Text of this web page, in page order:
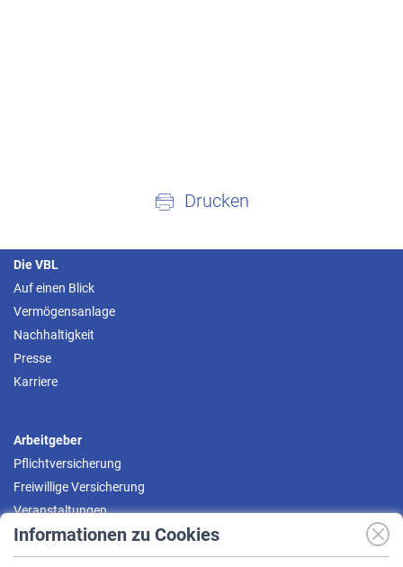
Informationen zu Cookies
Drucken
Die VBL
Auf einen Blick
Vermögensanlage
Nachhaltigkeit
Presse
Karriere
Arbeitgeber
Pflichtversicherung
Freiwillige Versicherung
Veranstaltungen